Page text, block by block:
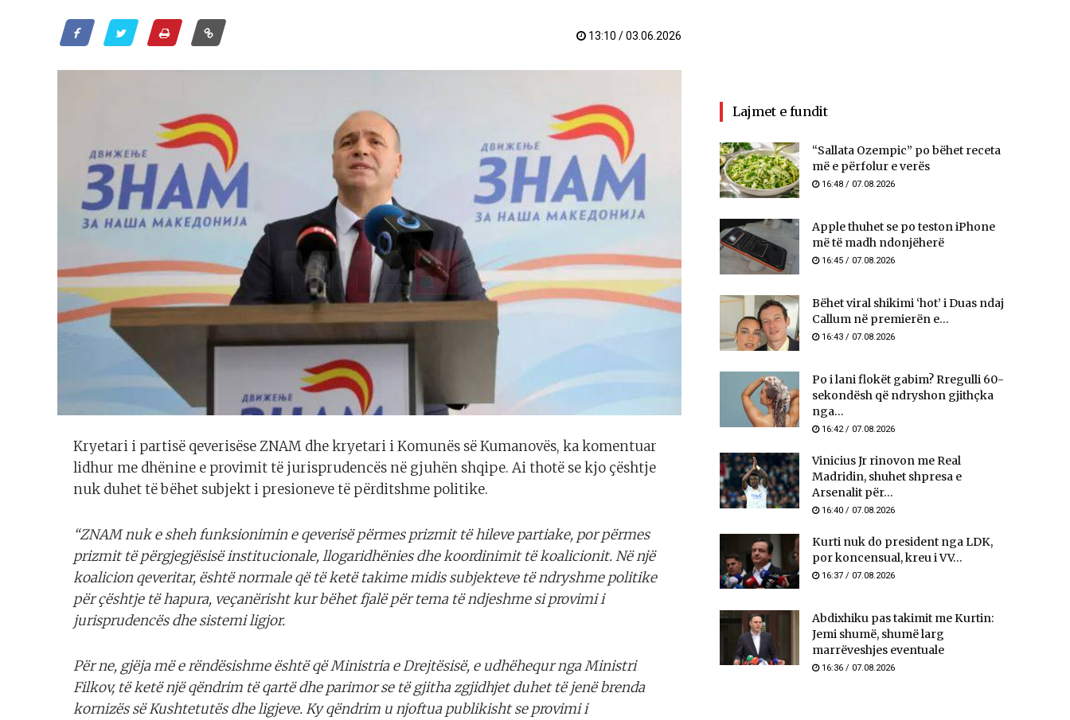
13:10 / 03.06.2026
Kryetari i partisë qeverisëse ZNAM dhe kryetari i Komunës së Kumanovës, ka komentuar
lidhur me dhënine e provimit të jurisprudencës në gjuhën shqipe. Ai thotë se kjo çështje
nuk duhet të bëhet subjekt i presioneve të përditshme politike.
“ZNAM nuk e sheh funksionimin e qeverisë përmes prizmit të hileve partiake, por përmes
prizmit të përgjegjësisë institucionale, llogaridhënies dhe koordinimit të koalicionit. Në një
koalicion qeveritar, është normale që të ketë takime midis subjekteve të ndryshme politike
për çështje të hapura, veçanërisht kur bëhet fjalë për tema të ndjeshme si provimi i
jurisprudencës dhe sistemi ligjor.
Për ne, gjëja më e rëndësishme është që Ministria e Drejtësisë, e udhëhequr nga Ministri
Filkov, të ketë një qëndrim të qartë dhe parimor se të gjitha zgjidhjet duhet të jenë brenda
kornizës së Kushtetutës dhe ligjeve. Ky qëndrim u njoftua publikisht se provimi i
Lajmet e fundit
“Sallata Ozempic” po bëhet receta
më e përfolur e verës
16:48 / 07.08.2026
Apple thuhet se po teston iPhone
më të madh ndonjëherë
16:45 / 07.08.2026
Bëhet viral shikimi ‘hot’ i Duas ndaj
Callum në premierën e...
16:43 / 07.08.2026
Po i lani flokët gabim? Rregulli 60-
sekondësh që ndryshon gjithçka
nga...
16:42 / 07.08.2026
Vinicius Jr rinovon me Real
Madridin, shuhet shpresa e
Arsenalit për...
16:40 / 07.08.2026
Kurti nuk do president nga LDK,
por koncensual, kreu i VV...
16:37 / 07.08.2026
Abdixhiku pas takimit me Kurtin:
Jemi shumë, shumë larg
marrëveshjes eventuale
16:36 / 07.08.2026